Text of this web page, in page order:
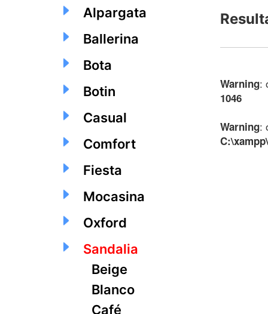
Alpargata
Ballerina
Bota
Botin
Casual
Comfort
Fiesta
Mocasina
Oxford
Sandalia
Beige
Blanco
Café
Warning:
1046
Warning: